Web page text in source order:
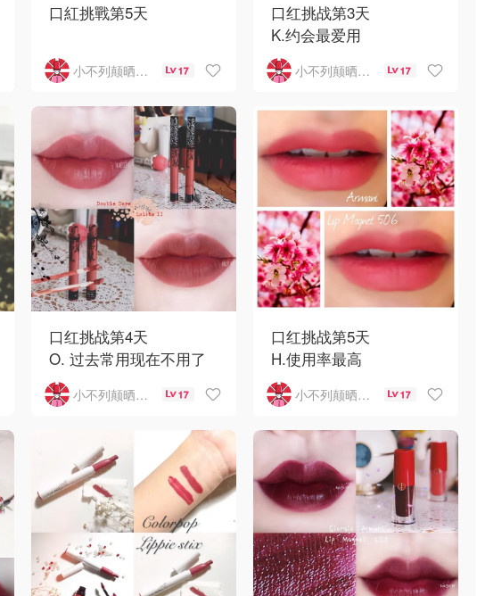
口紅挑戰第5天
E. 霧面
這三支唇釉真的是超～好
～用～
我是個不太喜歡擦霧面口
紅的人，因為香腸嘴+唇
紋深，霧面口紅
小不列颠晒晒君 17
口红挑战第3天
K.约会最爱用
约会的时候喜欢白成一道
光～用阿玛尼黑管402准
色带一丢丢橘🍊
我不
小不列颠晒晒君 17
口红挑战第4天
O. 过去常用现在不用了
之前看Pony出的化妆视
流行的MLBB色
大家应该也人手一支了
小不列颠晒晒君 17
口红挑战第5天
H.使用率最高
小胖丁506是我使用率最
高的一支，因为颜色气质
又日常！吃饭可以涂，逛
街可以涂，上班可以
小不列颠晒晒君 17